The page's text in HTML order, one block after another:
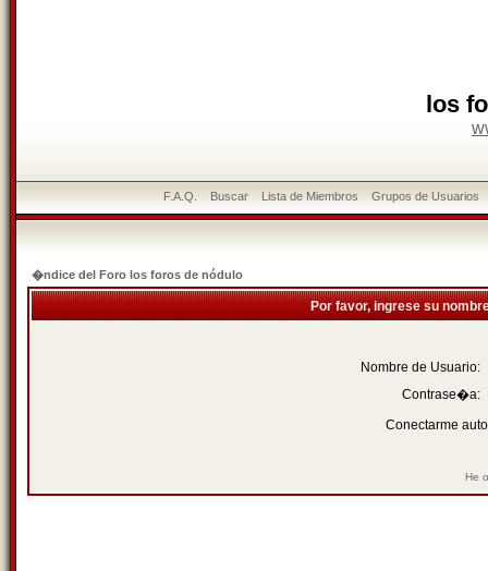
los
F.A.Q. Buscar Lista de Miembros Grupos de Usuarios
�ndice del Foro los foros de nódulo
Por favor, ingrese su
Nombre de Usuario:
Contrase�a:
Conectarme
He